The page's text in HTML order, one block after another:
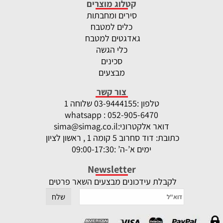
קטלוג מוצרים
סירים ומחבתות
כלים למטבח
גאדגטים למטבח
כלי הגשה
סכינים
מבצעים
צור קשר
טלפון :
03-9444155 שלוחה 1
whatsapp : 052-905-6470
דואר אלקטרוני:sima@simag.co.il
כתובת: דוד סחרוב 5 קומה 1 , ראשון לציון
ימים א’-ה’ :09:00-17:30
Newsletter
לקבלת עידכונים מבצעים השאר פרטים